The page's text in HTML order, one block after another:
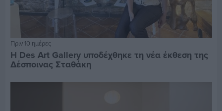
Πριν 10 ημέρες
Η Des Art Gallery υποδέχθηκε τη νέα έκθεση της
Δέσποινας Σταθάκη